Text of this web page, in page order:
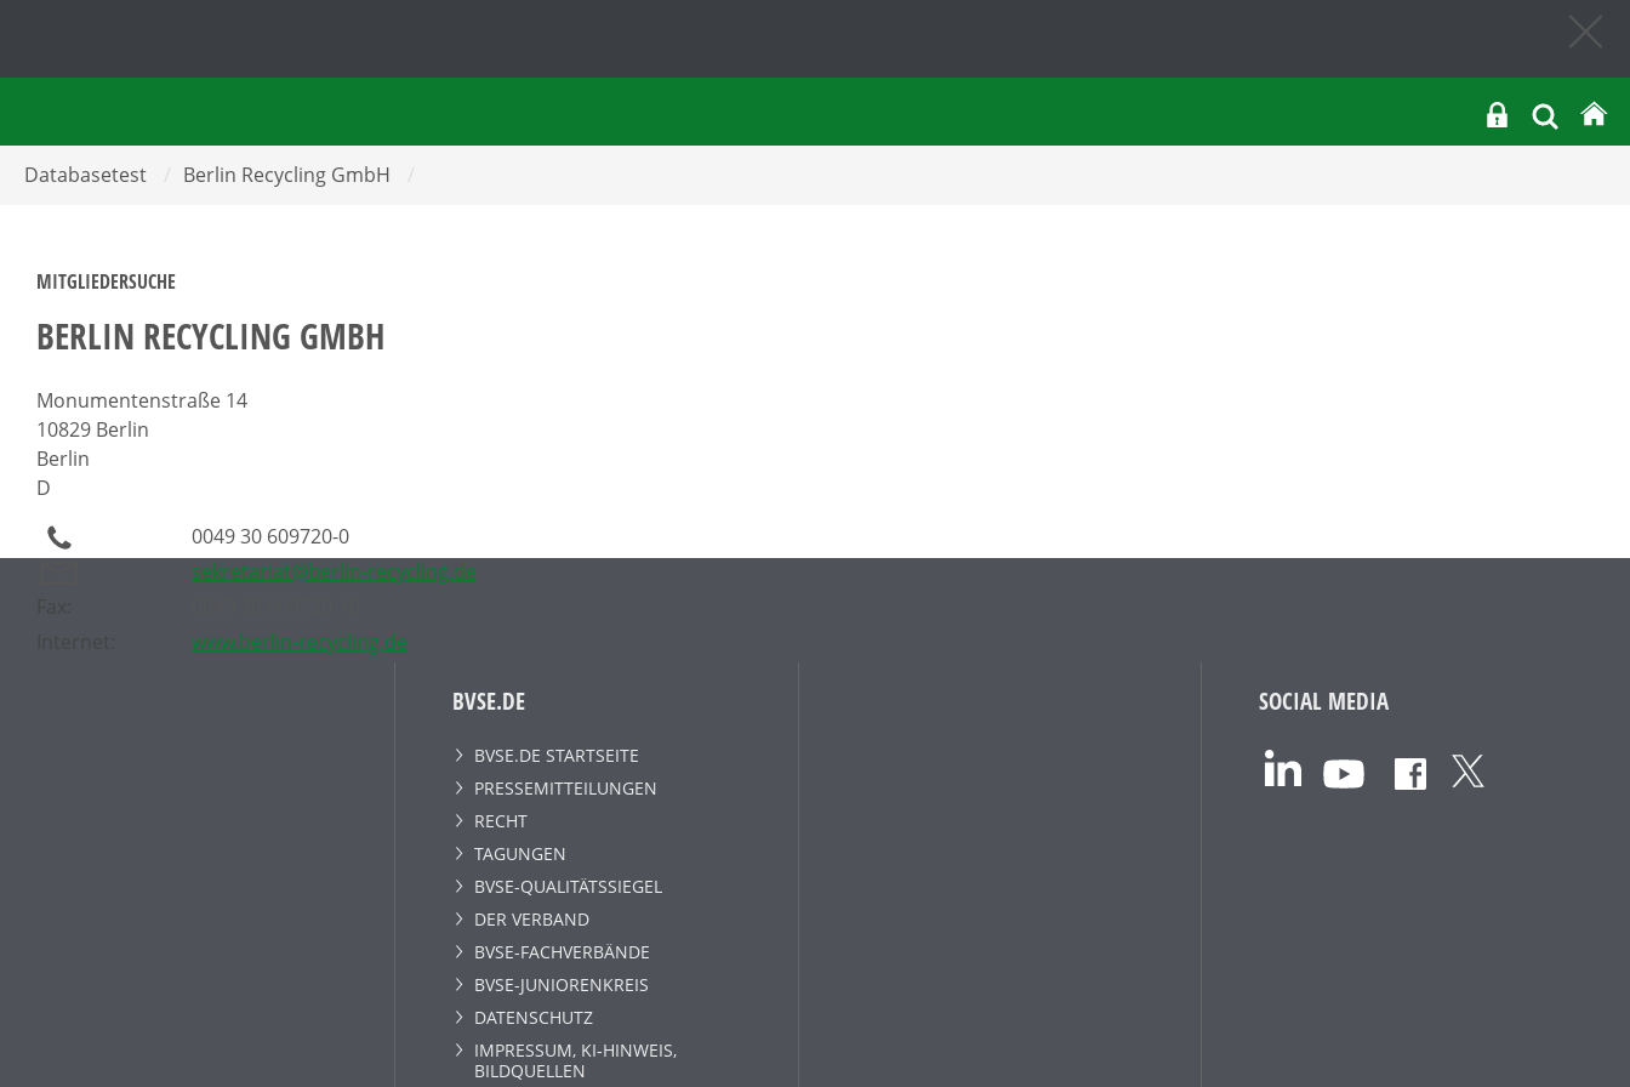
Databasetest / Berlin Recycling GmbH /
MITGLIEDERSUCHE
BERLIN RECYCLING GMBH
Monumentenstraße 14
10829 Berlin
Berlin
D
0049 30 609720-0
sekretariat@berlin-recycling.de
www.berlin-recycling.de
BVSE.DE
BVSE.DE STARTSEITE
PRESSEMITTEILUNGEN
RECHT
TAGUNGEN
BVSE-QUALITÄTSSIEGEL
DER VERBAND
BVSE-FACHVERBÄNDE
BVSE-JUNIORENKREIS
DATENSCHUTZ
IMPRESSUM, KI-HINWEIS,
BILDQUELLEN
SOCIAL MEDIA